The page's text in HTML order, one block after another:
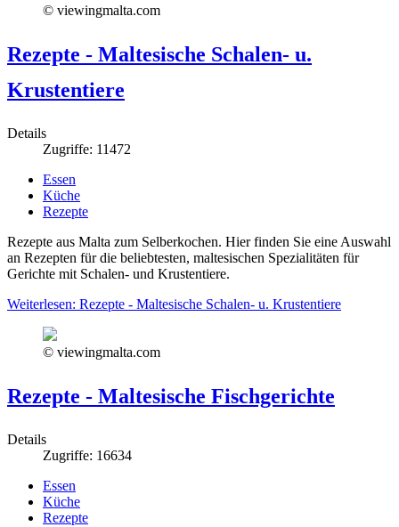
© viewingmalta.com
Rezepte - Maltesische Schalen- u.
Krustentiere
Details
Zugriffe: 11472
Essen
Küche
Rezepte
Rezepte aus Malta zum Selberkochen. Hier finden Sie eine Auswahl
an Rezepten für die beliebtesten, maltesischen Spezialitäten für
Gerichte mit Schalen- und Krustentiere.
Weiterlesen: Rezepte - Maltesische Schalen- u. Krustentiere
© viewingmalta.com
Rezepte - Maltesische Fischgerichte
Details
Zugriffe: 16634
Essen
Küche
Rezepte